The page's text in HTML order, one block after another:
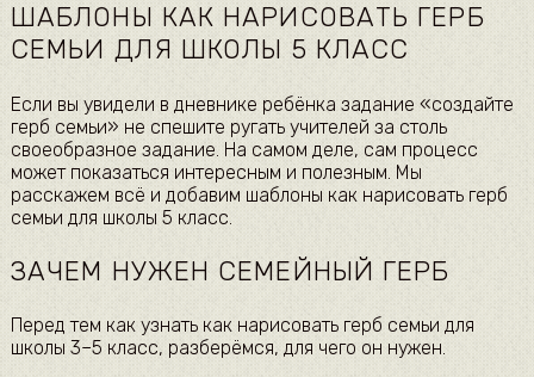
ШАБЛОНЫ КАК НАРИСОВАТЬ ГЕРБ
СЕМЬИ ДЛЯ ШКОЛЫ 5 КЛАСС
Если вы увидели в дневнике ребёнка задание «создайте
герб семьи» не спешите ругать учителей за столь
своеобразное задание. На самом деле, сам процесс
может показаться интересным и полезным. Мы
расскажем всё и добавим шаблоны как нарисовать герб
семьи для школы 5 класс.
ЗАЧЕМ НУЖЕН СЕМЕЙНЫЙ ГЕРБ
Перед тем как узнать как нарисовать герб семьи для
школы 3–5 класс, разберёмся, для чего он нужен.